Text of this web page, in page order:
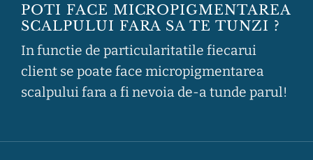
POTI FACE MICROPIGMENTAREA
SCALPULUI FARA SA TE TUNZI ?
In functie de particularitatile fiecarui
client se poate face micropigmentarea
scalpului fara a fi nevoia de-a tunde parul!